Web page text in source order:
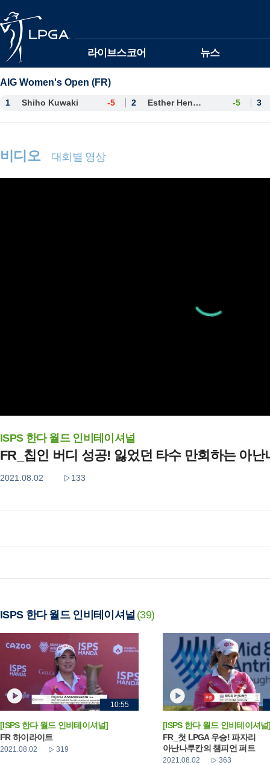
라이브스코어 뉴스
AIG Women's Open (FR)
1 Shiho Kuwaki -5 2 Esther Henseleit -5 3
비디오 대회별 영상
ISPS 한다 월드 인비테이셔널
FR_칩인 버디 성공! 잃었던 타수 만회하는 아난
2021.08.02 133
ISPS 한다 월드 인비테이셔널 (39)
10:55
[ISPS 한다 월드 인비테이셔널]
FR 하이라이트
2021.08.02 319
[ISPS 한다 월드 인비테이셔
FR_첫 LPGA 우승! 파자리
아난나루칸의 챔피언 퍼트
2021.08.02 363